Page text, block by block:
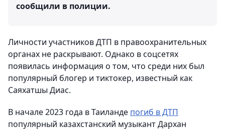
сообщили в полиции.
Личности участников ДТП в правоохранительных
органах не раскрывают. Однако в соцсетях
появилась информация о том, что среди них был
популярный блогер и тиктокер, известный как
Саяхатшы Диас.
В начале 2023 года в Таиланде погиб в ДТП
популярный казахстанский музыкант Дархан